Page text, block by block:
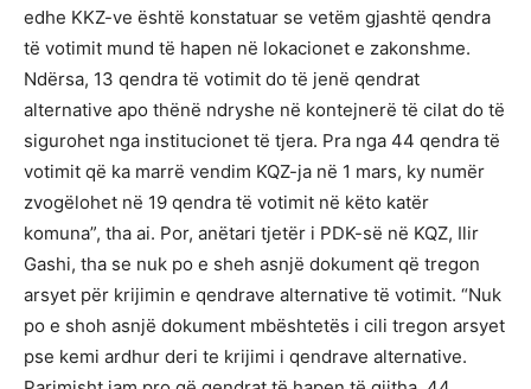
edhe KKZ-ve është konstatuar se vetëm gjashtë qendra
të votimit mund të hapen në lokacionet e zakonshme.
Ndërsa, 13 qendra të votimit do të jenë qendrat
alternative apo thënë ndryshe në kontejnerë të cilat do të
sigurohet nga institucionet të tjera. Pra nga 44 qendra të
votimit që ka marrë vendim KQZ-ja në 1 mars, ky numër
zvogëlohet në 19 qendra të votimit në këto katër
komuna”, tha ai. Por, anëtari tjetër i PDK-së në KQZ, Ilir
Gashi, tha se nuk po e sheh asnjë dokument që tregon
arsyet për krijimin e qendrave alternative të votimit. “Nuk
po e shoh asnjë dokument mbështetës i cili tregon arsyet
pse kemi ardhur deri te krijimi i qendrave alternative.